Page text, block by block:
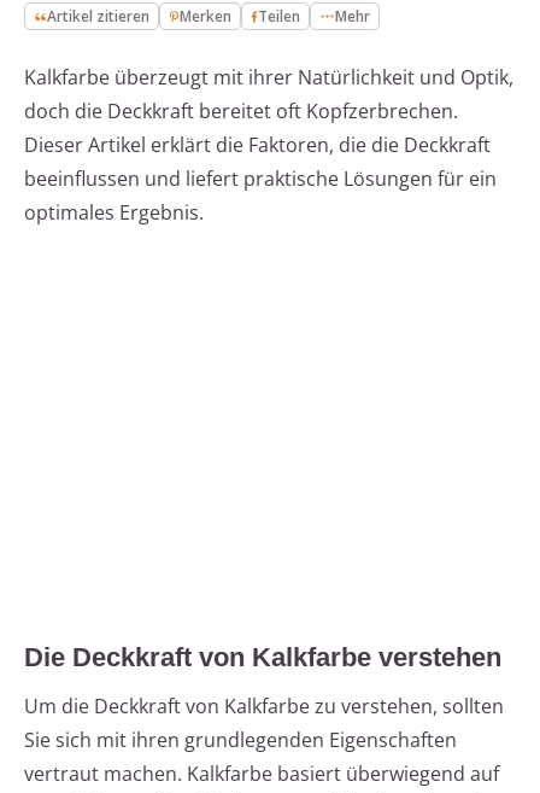
Artikel zitieren Merken Teilen Mehr
Kalkfarbe überzeugt mit ihrer Natürlichkeit und Optik,
doch die Deckkraft bereitet oft Kopfzerbrechen.
Dieser Artikel erklärt die Faktoren, die die Deckkraft
beeinflussen und liefert praktische Lösungen für ein
optimales Ergebnis.
Die Deckkraft von Kalkfarbe verstehen
Um die Deckkraft von Kalkfarbe zu verstehen, sollten
Sie sich mit ihren grundlegenden Eigenschaften
vertraut machen. Kalkfarbe basiert überwiegend auf